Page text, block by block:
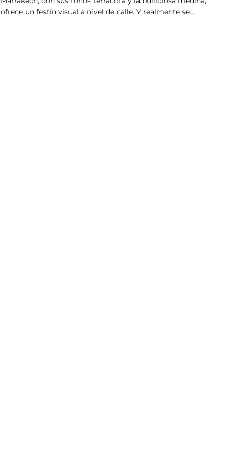
ofrece un festín visual a nivel de calle. Y realmente se